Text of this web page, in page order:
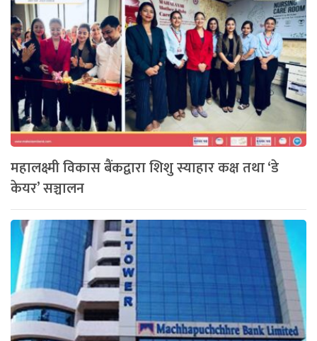
महालक्ष्मी विकास बैंकद्वारा शिशु स्याहार कक्ष तथा ‘डे
केयर’ सञ्चालन